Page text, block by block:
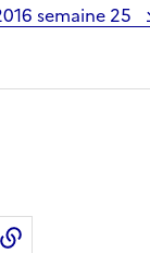
semaine 25
LinkedInpar email
Copier dans